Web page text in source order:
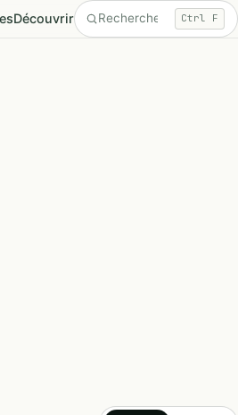
Découvrir Ctrl F